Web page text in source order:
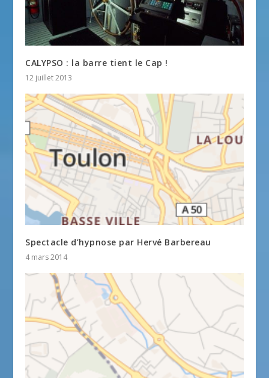
CALYPSO : la barre tient le Cap !
12 juillet 2013
Spectacle d’hypnose par Hervé Barbereau
4 mars 2014